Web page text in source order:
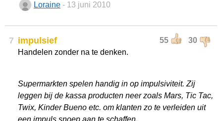
Loraine - 13 juni 2010
7 55 30
impulsief
Handelen zonder na te denken.
Supermarkten spelen handig in op impulsiviteit. Zij
leggen bij de kassa producten neer zoals Mars, Tic Tac,
Twix, Kinder Bueno etc. om klanten zo te verleiden uit
een impuls snoep aan te schaffen.